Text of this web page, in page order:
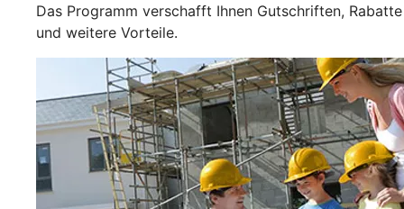
Das Programm verschafft Ihnen Gutschriften, Rabatte
und weitere Vorteile.